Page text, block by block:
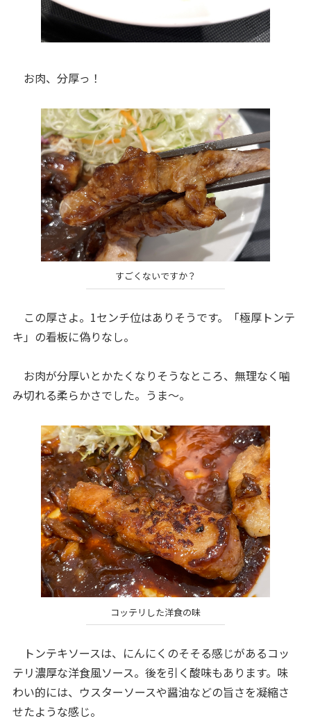
お肉、分厚っ！
すごくないですか？
この厚さよ。1センチ位はありそうです。「極厚トンテ
キ」の看板に偽りなし。
お肉が分厚いとかたくなりそうなところ、無理なく噛
み切れる柔らかさでした。うま～。
コッテリした洋食の味
トンテキソースは、にんにくのそそる感じがあるコッ
テリ濃厚な洋食風ソース。後を引く酸味もあります。味
わい的には、ウスターソースや醤油などの旨さを凝縮さ
せたような感じ。